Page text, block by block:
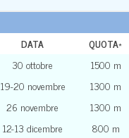
DATA QUOTA*
30 ottobre
1500 m
19-20 novembre
1300 m
26 novembre
1300 m
12-13 dicembre
800 m